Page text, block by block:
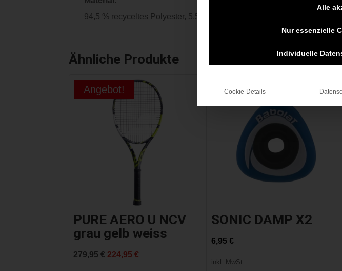
94,5 % recyceltes Polyester, 5,5 % Elastan
Ähnliche Produkte
Angebot!
PURE AERO U NCV
grau gelb weiss
279,95€ Ursprünglicher
224,95€
SONIC DAMP X2
6,95€
inkl. MwSt.
Alle
Nur essenzielle
Individuelle
Cookie-Details